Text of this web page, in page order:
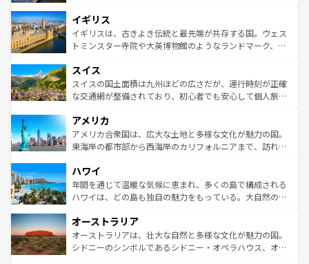
いる。シャンパンの発祥地であるランス、プロヴァンスの
香り高いラベンダー畑など、多彩な楽しみ方が可能だ。さ
らに、パリ以外の地域にも魅力が溢れており、どの街角に
れる地方に足を運ぶとそれぞれで全く異なる文化を体験で
きるだろう。 なお、新着のフランス情報はコンテンツ一覧
を参照してほしい。
顔を持つこの国は、どこを歩いても飽きることがない。ベ
ルリンの文化的活気、バイエルン州のアルプスの絶景、そ
してライン川沿いのワイン畑といった風景は必見。ビール
は、お酒好きな人にはぜひ体験してほしい。 なお、新着の
ドイツ情報はコンテンツ一覧を参照してほしい。
イギリス
イギリスは、古きよき伝統と最先端が共存する国。ウェス
トミンスター寺院や大英博物館のようなランドマーク、歴
リアごとに異なる魅力がある。また、優雅なアフタヌーン
ティー、ビール好きにはたまらない英国パブ、サッカー観
戦など、本場だからこそできる体験も豊富。イギリスを旅
ンツ一覧を参照してほしい。
スイス
スイスの国土面積は九州ほどの広さだが、運行時刻が正確
な交通網が整備されており、初心者でも安心して個人旅行
の建物がそのまま残る町や、スイスならではのユニークな
博物館もあり、アルプス観光だけでなく町歩きも満喫する
ことができる。国民の所得が高いため物価も高いが、旅行
ば市内交通費無料で観光を楽しむこともできる。 なお、新
着のスイス情報はコンテンツ一覧 を参照してほしい。
アメリカ
アメリカ合衆国は、広大な土地と多様な文化が魅力の国。
東海岸の都市部から西海岸のカリフォルニアまで、訪れる
のような巨大都市は、観光、ショッピング、エンターテイ
ンメントが詰まった刺激的なスポットだ。一方、アメリカ
西部には大自然が広がり、グランドキャニオンやイエロー
部のニューオーリンズでは、音楽と美食が融合した独特の
文化が魅力。旅行者はアメリカの各地域で異なる魅力を楽
しみながら、その多様性と豊かな歴史を感じることができ
ハワイ
年間を通じて温暖な気候に恵まれ、多くの島で構成される
ハワイは、どの島も独自の魅力をもっている。大自然の神
ワイ島は見逃せない。また、定番の観光地といえばオアフ
島だが、静かな自然を求めるならマウイ島やカウアイ島が
おすすめ。エメラルドグリーンに輝く海をはじめ、豊かな
オーストラリア
オーストラリアは、壮大な自然と多様な文化が魅力の国。
シドニーのシンボルであるシドニー・オペラハウス、オー